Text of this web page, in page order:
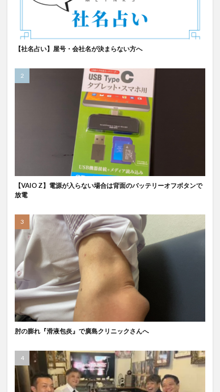
【社名占い】屋号・会社名が決まらない方へ
【VAIO Z】電源が入らない場合は背面のバッテリーオフボタンで
放電
肘の膨れ『滑液包炎』で廣島クリニックさんへ